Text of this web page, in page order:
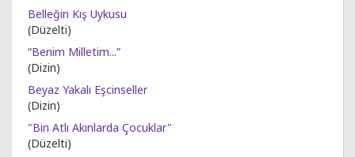
Belleğin Kış Uykusu
(Düzelti)
“Benim Milletim...”
(Dizin)
Beyaz Yakalı Eşcinseller
(Dizin)
"Bin Atlı Akınlarda Çocuklar"
(Düzelti)